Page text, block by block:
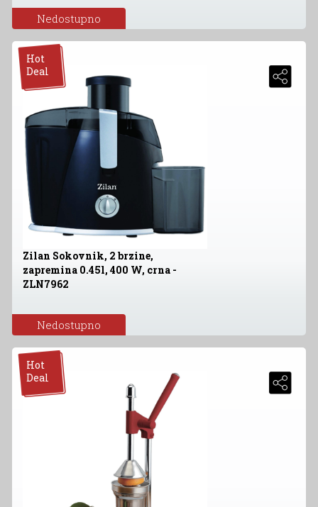
Nedostupno
Hot
Deal
Zilan Sokovnik, 2 brzine,
zapremina 0.45l, 400 W, crna -
ZLN7962
Nedostupno
Hot
Deal